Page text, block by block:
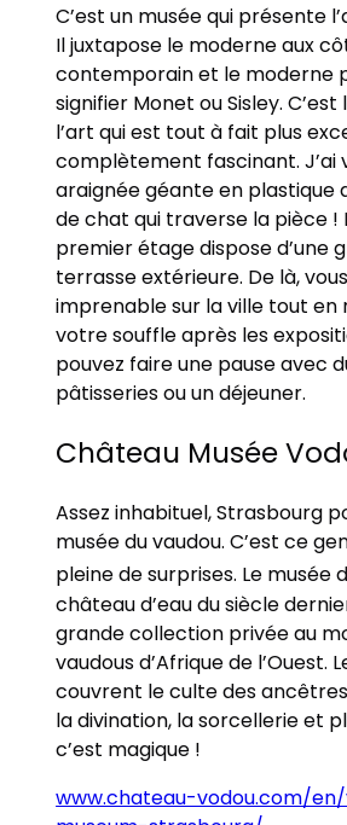
C’est un musée qui présente
Il juxtapose le moderne aux
contemporain et le moderne
signifier Monet ou Sisley.
l’art qui est tout à fait plus
complètement fascinant. J’ai
araignée géante en plastique
de chat qui traverse la pièce !
premier étage dispose d’une
terrasse extérieure. De là,
imprenable sur la ville tout
votre souffle après les
pouvez faire une pause avec
pâtisseries ou un déjeuner.
Château Musée
Assez inhabituel, Strasbourg
musée du vaudou. C’est ce
pleine de surprises. Le musée
château d’eau du siècle
grande collection privée au
vaudous d’Afrique de l’Ouest.
couvrent le culte des
la divination, la sorcellerie et
c’est magique !
www.chateau-vodou.com/